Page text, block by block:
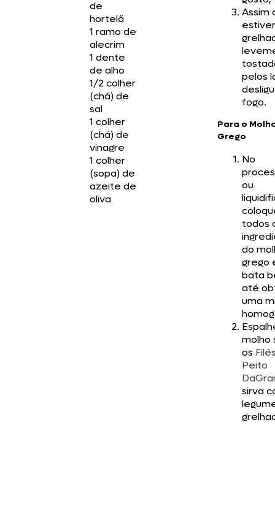
de
hortelã
1 ramo de
alecrim
1 dente
de alho
1/2 colher
(chá) de
sal
1 colher
(chá) de
vinagre
1 colher
(sopa) de
azeite de
oliva
Assim
pelos
fogo.
Para o
Grego
No
ou
todos
do
grego
bata
até
uma
molho
os
Peito
sirva